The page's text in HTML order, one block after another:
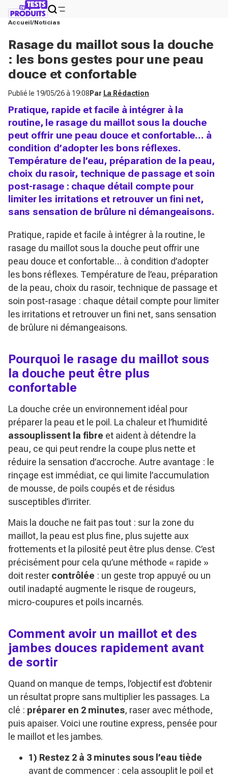
Accueil Noticias
Rasage du maillot sous la douche
: les bons gestes pour une peau
douce et confortable
Publié le 19/05/26 à 19:08 Par La Rédaction
Pratique, rapide et facile à intégrer à la
routine, le rasage du maillot sous la douche
peut offrir une peau douce et confortable… à
condition d’adopter les bons réflexes.
Température de l’eau, préparation de la peau,
choix du rasoir, technique de passage et soin
post-rasage : chaque détail compte pour
limiter les irritations et retrouver un fini net,
sans sensation de brûlure ni démangeaisons.
Pratique, rapide et facile à intégrer à la routine, le
rasage du maillot sous la douche peut offrir une
peau douce et confortable… à condition d’adopter
les bons réflexes. Température de l’eau, préparation
de la peau, choix du rasoir, technique de passage et
soin post-rasage : chaque détail compte pour limiter
les irritations et retrouver un fini net, sans sensation
de brûlure ni démangeaisons.
Pourquoi le rasage du maillot sous
la douche peut être plus
confortable
La douche crée un environnement idéal pour
préparer la peau et le poil. La chaleur et l’humidité
assouplissent la fibre et aident à détendre la
peau, ce qui peut rendre la coupe plus nette et
réduire la sensation d’accroche. Autre avantage : le
rinçage est immédiat, ce qui limite l’accumulation
de mousse, de poils coupés et de résidus
susceptibles d’irriter.
Mais la douche ne fait pas tout : sur la zone du
maillot, la peau est plus fine, plus sujette aux
frottements et la pilosité peut être plus dense. C’est
précisément pour cela qu’une méthode « rapide »
doit rester contrôlée : un geste trop appuyé ou un
outil inadapté augmente le risque de rougeurs,
micro-coupures et poils incarnés.
Comment avoir un maillot et des
jambes douces rapidement avant
de sortir
Quand on manque de temps, l’objectif est d’obtenir
un résultat propre sans multiplier les passages. La
clé : préparer en 2 minutes, raser avec méthode,
puis apaiser. Voici une routine express, pensée pour
le maillot et les jambes.
1) Restez 2 à 3 minutes sous l’eau tiède
avant de commencer : cela assouplit le poil et